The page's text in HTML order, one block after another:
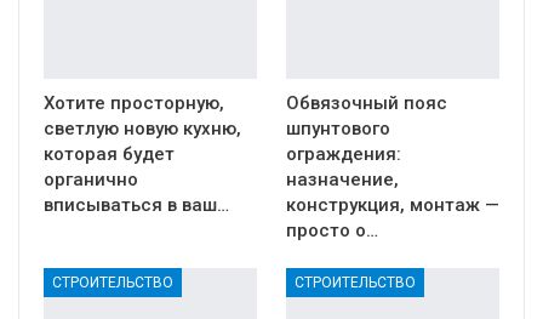
Хотите просторную,
светлую новую кухню,
которая будет
органично
вписываться в ваш…
Обвязочный пояс
шпунтового
ограждения:
назначение,
конструкция, монтаж —
просто о…
СТРОИТЕЛЬСТВО СТРОИТЕЛЬСТВО